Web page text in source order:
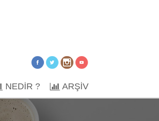
NEDİR ? ARŞİV